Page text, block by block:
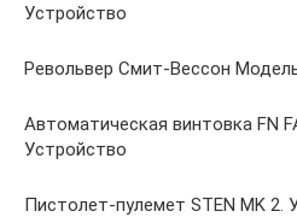
Устройство
Револьвер Смит-Вессон
Автоматическая винтовка FN
Устройство
Пистолет-пулемет STEN MK 2.